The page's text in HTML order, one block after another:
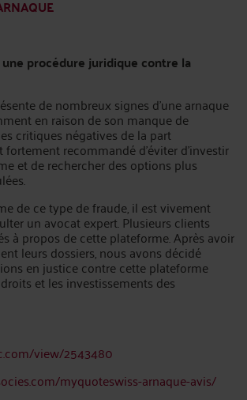
procédure juridique contre la
de nombreux signes d’une arnaque
en raison de son manque de
critiques négatives de la part
fortement recommandé d’éviter d’investir
et de rechercher des options plus
de ce type de fraude, il est vivement
un avocat expert. Plusieurs clients
à propos de cette plateforme. Après avoir
leurs dossiers, nous avons décidé
en justice contre cette plateforme
et les investissements des
view/2543480
myquoteswiss-arnaque-avis/